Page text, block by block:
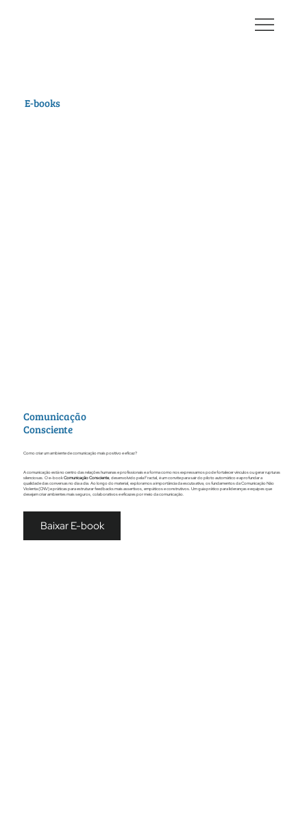
E-books
Comunicação
Consciente
Como criar um ambiente de comunicação mais positivo e eficaz?
A comunicação está no centro das relações humanas e profissionais e a forma como nos expressamos pode fortalecer vínculos ou gerar rupturas
silenciosas. O e-bookComunicação Consciente, desenvolvido pela Fractal, é um convite para sair do piloto automático e aprofundar a
qualidade das conversas no dia a dia. Ao longo do material, exploramos a importância da escuta ativa, os fundamentos da Comunicação Não
Violenta (CNV) e práticas para estruturar feedbacks mais assertivos, empáticos e construtivos. Um guia prático para lideranças e equipes que
desejam criar ambientes mais seguros, colaborativos e eficazes por meio da comunicação.
Baixar E-book